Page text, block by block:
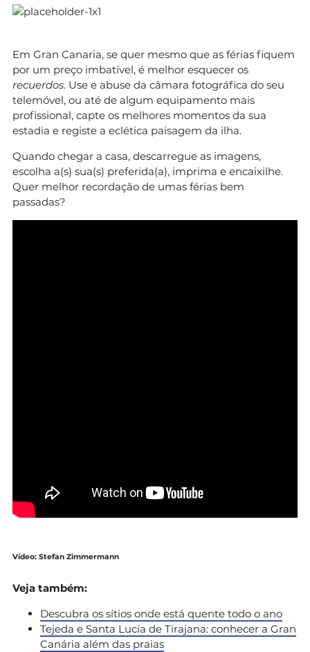
Em Gran Canaria, se quer mesmo que as férias fiquem
por um preço imbatível, é melhor esquecer os
recuerdos. Use e abuse da câmara fotográfica do seu
telemóvel, ou até de algum equipamento mais
profissional, capte os melhores momentos da sua
estadia e registe a eclética paisagem da ilha.
Quando chegar a casa, descarregue as imagens,
escolha a(s) sua(s) preferida(a), imprima e encaixilhe.
Quer melhor recordação de umas férias bem
passadas?
Vídeo: Stefan Zimmermann
Veja também:
Descubra os sítios onde está quente todo o ano
Tejeda e Santa Lucía de Tirajana: conhecer a Gran
Canária além das praias